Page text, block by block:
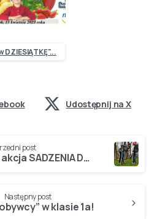
DZIESIĄTKĘ"...
Udostępnij na X
post
Ruszyła wielka akcja SADZENIA DRZEW…
Następny post
w klasie 1a!